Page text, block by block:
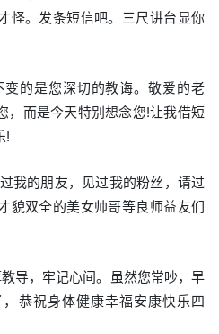
怪。发条短信吧。三尺讲台显你
变的是您深切的教诲。敬爱的老
，而是今天特别想念您!让我借短
!
我的朋友，见过我的粉丝，请过
貌双全的美女帅哥等良师益友们
导，牢记心间。虽然您常吵，早
恭祝身体健康幸福安康快乐四